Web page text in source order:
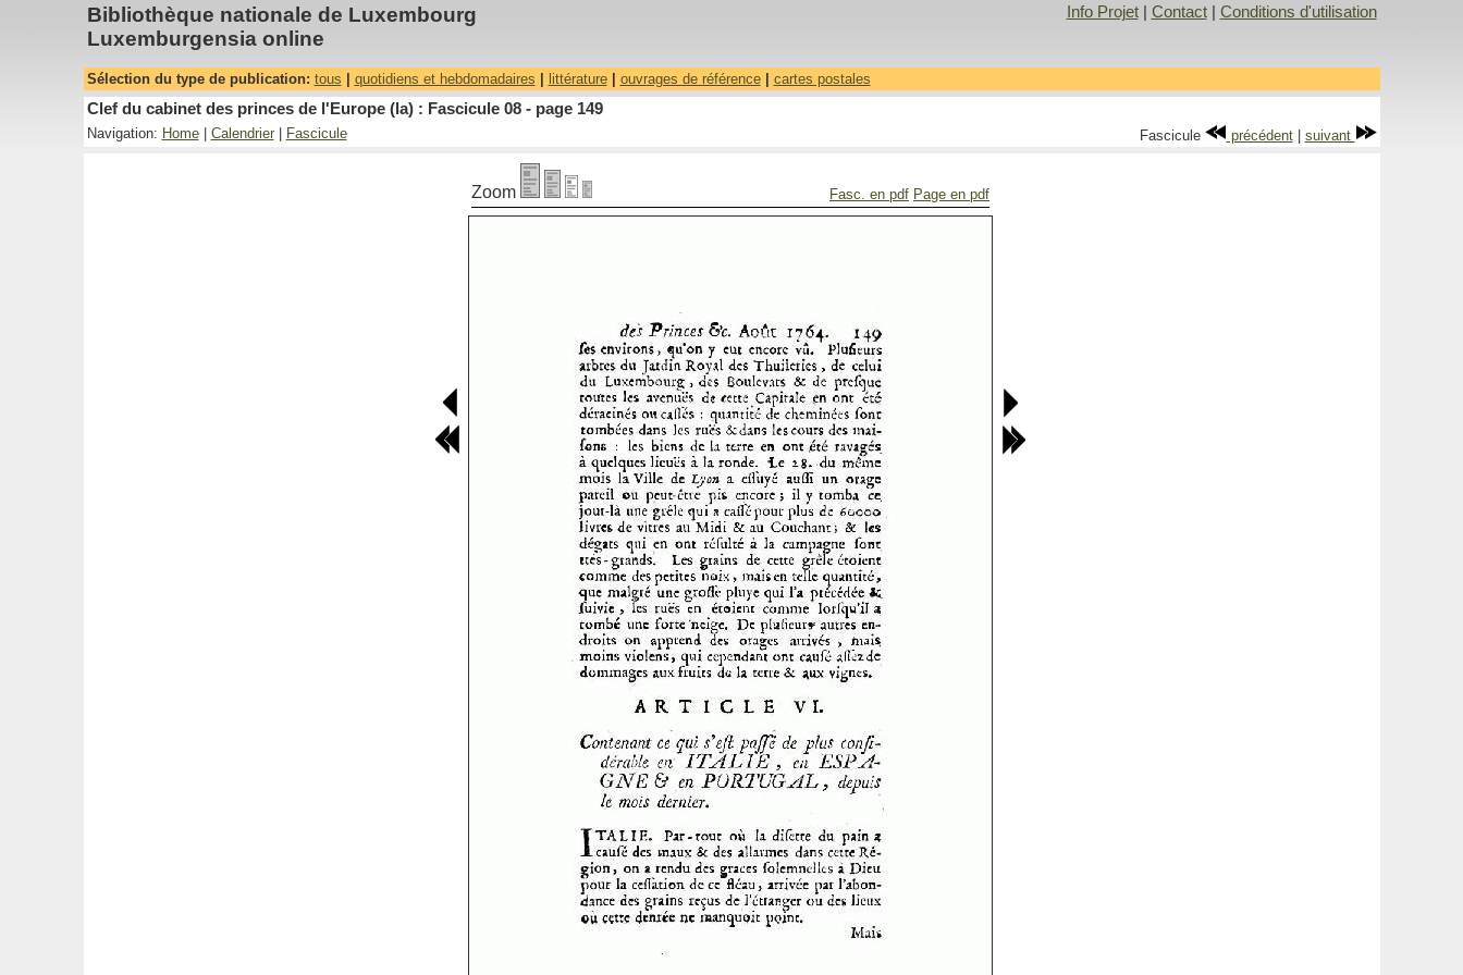
Bibliothèque nationale de Luxembourg
Luxemburgensia online
Info Projet| Contact| Conditions d'utilisation
Sélection du type de publication: tous quotidiens et hebdomadaires littérature| ouvrages de référence| cartes postales
Clef du cabinet des princes de l'Europe (la) : Fascicule 08 - page 149
Navigation: Home| Calendrier| Fascicule Fascicule précédent| suivant
Zoom Fasc. en pdf Page en pdf